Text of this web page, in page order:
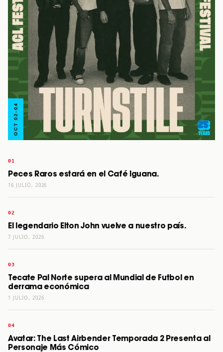
Peces Raros estará en el Café Iguana.
16 JULIO, 2026
El legendario Elton John vuelve a nuestro país.
7 JULIO, 2026
Tecate Pal Norte supera al Mundial de Futbol en
derrama económica
1 JULIO, 2026
Avatar: The Last Airbender Temporada 2 Presenta al
Personaje Más Cómico